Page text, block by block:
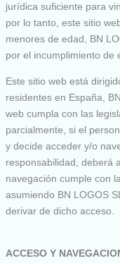
jurídica suficiente para
por lo tanto, este sitio
menores de edad, BN
por el incumplimiento de
Este sitio web está
residentes en España,
web cumpla con las
parcialmente, si el
y decide acceder y/o
responsabilidad, deberá
navegación cumple con
asumiendo BN LOGOS
derivar de dicho acceso.
ACCESO Y